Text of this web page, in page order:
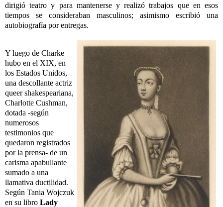
dirigió teatro y para mantenerse y realizó trabajos que en esos
tiempos se consideraban masculinos; asimismo escribió una
autobiografía por entregas.
Y luego de Charke
hubo en el XIX, en
los Estados Unidos,
una descollante actriz
queer shakespeariana,
Charlotte Cushman,
dotada -según
numerosos
testimonios que
quedaron registrados
por la prensa- de un
carisma apabullante
sumado a una
llamativa ductilidad.
Según Tania Wojczuk
en su libro Lady